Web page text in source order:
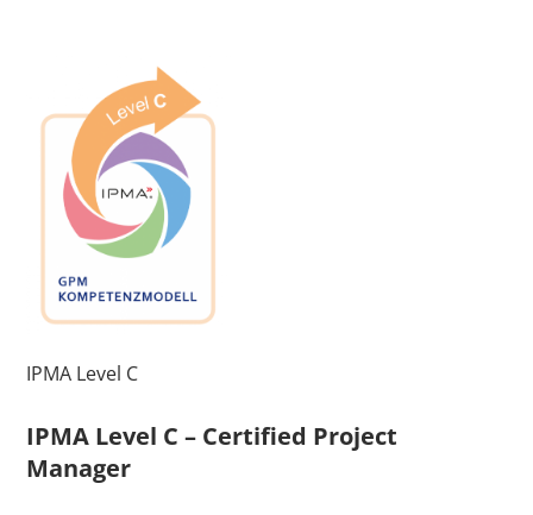
IPMA Level C
IPMA Level C – Certified Project
Manager